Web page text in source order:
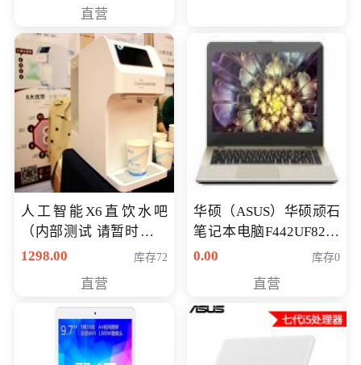
直营
人工智能X6直饮水吧
（内部测试 请暂时不要
购买）
1298.00 库存72
直营
华硕（ASUS）华硕顽石
笔记本电脑F442UF8250
八代独显轻薄办公商务
0.00 库存0
直营